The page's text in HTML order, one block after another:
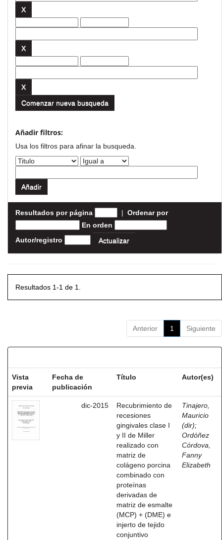
Comenzar nueva busqueda
Añadir filtros:
Usa los filtros para afinar la busqueda.
Resultados por página | Ordenar por
En orden
Autor/registro
Resultados 1-1 de 1.
Anterior 1 Siguiente
Vista
previa
Fecha de
publicación
Título Autor(es)
dic-2015
Recubrimiento de
recesiones
gingivales clase I
y II de Miller
realizado con
matriz de
colágeno porcina
combinado con
proteínas
derivadas de
matriz de esmalte
(MCP) + (DME) e
injerto de tejido
conjuntivo
Tinajero,
Mauricio
(dir);
Ordóñez
Córdova,
Fanny
Elizabeth